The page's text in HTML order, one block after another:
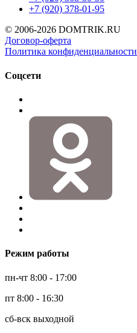
+7 (920) 378-01-95
© 2006-2026 DOMTRIK.RU
Договор-оферта
Политика конфиденциальности
Соцсети
Режим работы
пн-чт 8:00 - 17:00
пт 8:00 - 16:30
сб-вск выходной